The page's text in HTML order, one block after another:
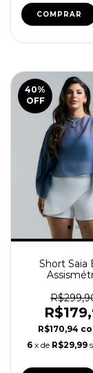
COMPRAR
40%
OFF
Short Saia
R$170,94
6 x de R$29,99